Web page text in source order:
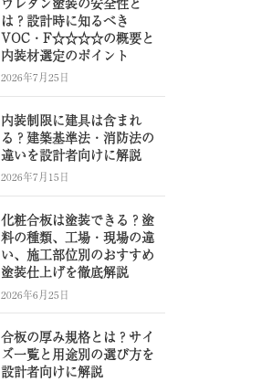
は？設計時に知るべき
VOC・F☆☆☆☆の概要と
内装材選定のポイント
2026年7月25日
内装制限に建具は含まれ
る？建築基準法・消防法の
違いを設計者向けに解説
2026年7月15日
化粧合板は塗装できる？塗
料の種類、工場・現場の違
い、施工部位別のおすすめ
塗装仕上げを徹底解説
2026年6月25日
合板の厚み規格とは？サイ
ズ一覧と用途別の選び方を
設計者向けに解説